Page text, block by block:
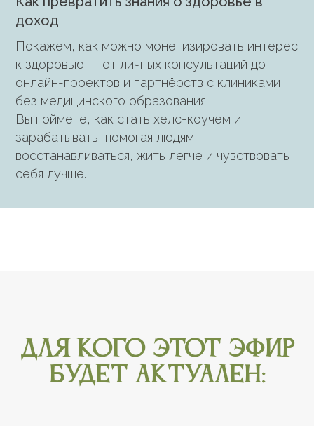
доход
Покажем, как можно монетизировать интерес
к здоровью — от личных консультаций до
онлайн-проектов и партнёрств с клиниками,
без медицинского образования.
Вы поймете, как стать хелс-коучем и
зарабатывать, помогая людям
восстанавливаться, жить легче и чувствовать
себя лучше.
Для кого этот эфир
будет актуален: